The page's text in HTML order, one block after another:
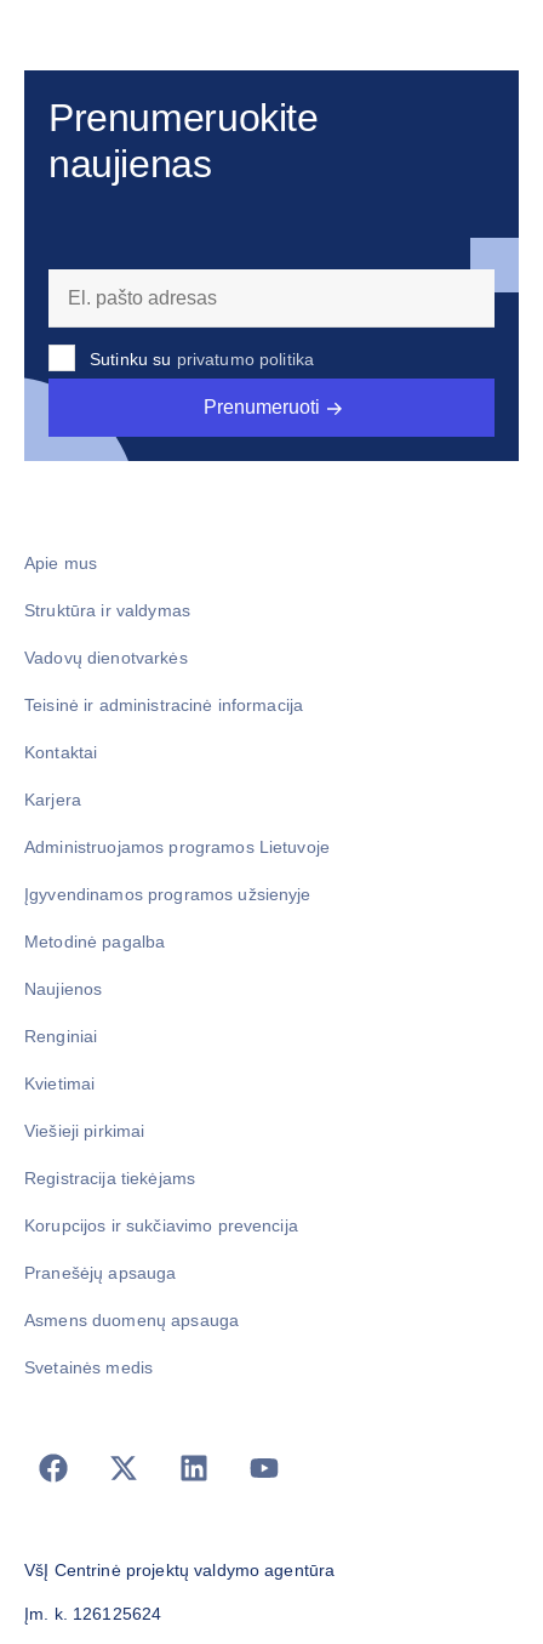
Prenumeruokite
naujienas
Sutinku su privatumo politika
Prenumeruoti
Apie mus
Struktūra ir valdymas
Vadovų dienotvarkės
Teisinė ir administracinė informacija
Kontaktai
Karjera
Administruojamos programos Lietuvoje
Įgyvendinamos programos užsienyje
Metodinė pagalba
Naujienos
Renginiai
Kvietimai
Viešieji pirkimai
Registracija tiekėjams
Korupcijos ir sukčiavimo prevencija
Pranešėjų apsauga
Asmens duomenų apsauga
Svetainės medis
VšĮ Centrinė projektų valdymo agentūra
Įm. k. 126125624